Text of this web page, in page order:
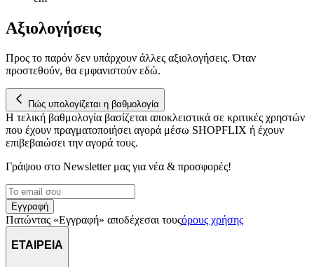
Αξιολογήσεις
Προς το παρόν δεν υπάρχουν άλλες αξιολογήσεις. Όταν
προστεθούν, θα εμφανιστούν εδώ.
Πώς υπολογίζεται η βαθμολογία
Η τελική βαθμολογία βασίζεται αποκλειστικά σε κριτικές χρηστών
που έχουν πραγματοποιήσει αγορά μέσω SHOPFLIX ή έχουν
επιβεβαιώσει την αγορά τους.
Γράψου στο Νewsletter μας για νέα & προσφορές!
Εγγραφή
Πατώντας «Εγγραφή» αποδέχεσαι τουςόρους χρήσης
ΕΤΑΙΡΕΙΑ